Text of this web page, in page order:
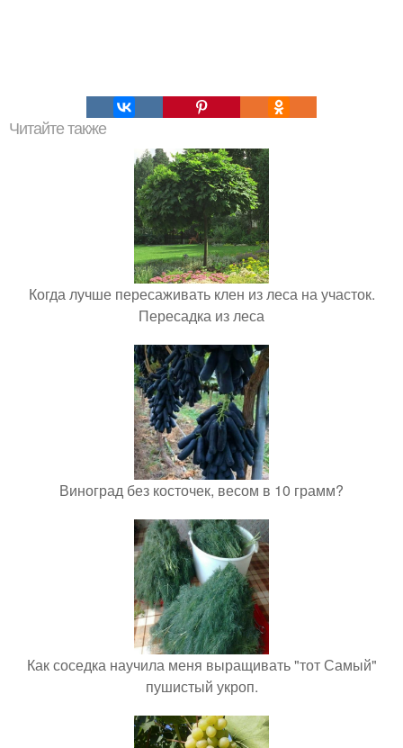
Читайте также
Когда лучше пересаживать клен из леса на участок.
Пересадка из леса
Виноград без косточек, весом в 10 грамм?
Как соседка научила меня выращивать "тот Самый"
пушистый укроп.